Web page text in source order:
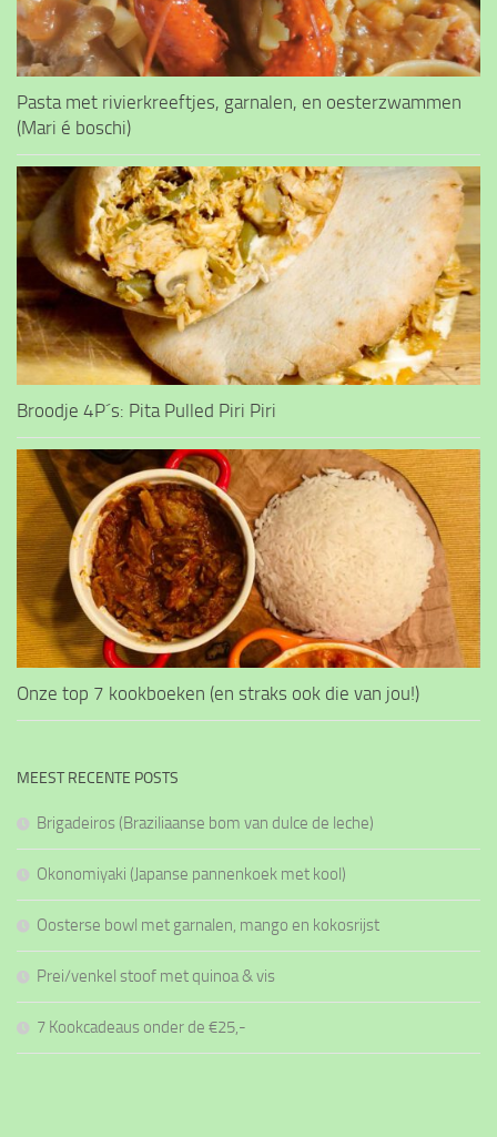
Pasta met rivierkreeftjes, garnalen, en oesterzwammen
(Mari é boschi)
Broodje 4P´s: Pita Pulled Piri Piri
Onze top 7 kookboeken (en straks ook die van jou!)
MEEST RECENTE POSTS
Brigadeiros (Braziliaanse bom van dulce de leche)
Okonomiyaki (Japanse pannenkoek met kool)
Oosterse bowl met garnalen, mango en kokosrijst
Prei/venkel stoof met quinoa & vis
7 Kookcadeaus onder de €25,-